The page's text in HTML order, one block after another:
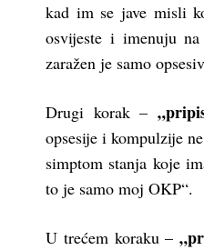
kad im se jave misli
osvijeste i imenuju
zaražen je samo
Drugi korak –
opsesije i kompulzije
simptom stanja koje
to je samo moj OKP“.
U trećem koraku –